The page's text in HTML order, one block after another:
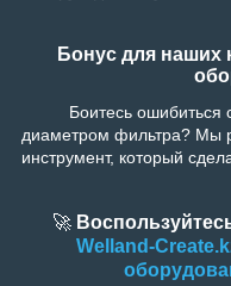
Бонус для наших
Боитесь ошибиться с
диаметром фильтра? Мы
инструмент, который
🚀
Welland-